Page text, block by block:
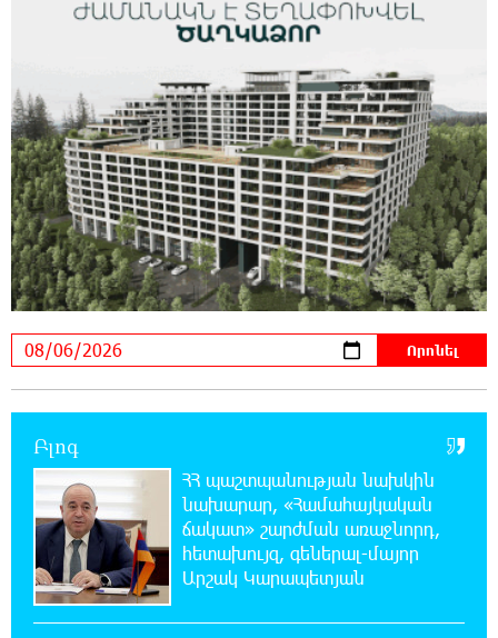
Չալաբյանի նման խելացի, աշխատասեր և
զարգացած մարդու. Արմեն Մանվելյան
11:39:05 6-08-2026
Հիմա. Նարեկ Կարապետյանի ճեպազրույցը
11:34:10 6-08-2026
ՊԱՏՄՈՒԹՅԱՆ ԱՅՍ ՕՐԸ (6 օգոստոսի).
Ազդարարվել է Հյուսիս-Հարավ
ավտոմայրուղու շինարարության մեկնարկը. «Փաստ»
Եվրոպական երազանք աղքատության
վտանգավոր փուլ. «Փաստ»
Հարցնում են իրար.«ամուսինդ ո՞նց է, քեռիդ
ո՞նց է». Մարուքյանը հիասթափված է
նորընտիր խորհրդարանից
10:35:54 6-08-2026
Ոչխարները արևային էլեկտրակայանի մոտ,
Բլոգ
ՀՀ պաշտպանության նախկին
նախարար, «Համահայկական
ճակատ» շարժման առաջնորդ,
հետախույզ, գեներալ-մայոր
Արշակ Կարապետյան